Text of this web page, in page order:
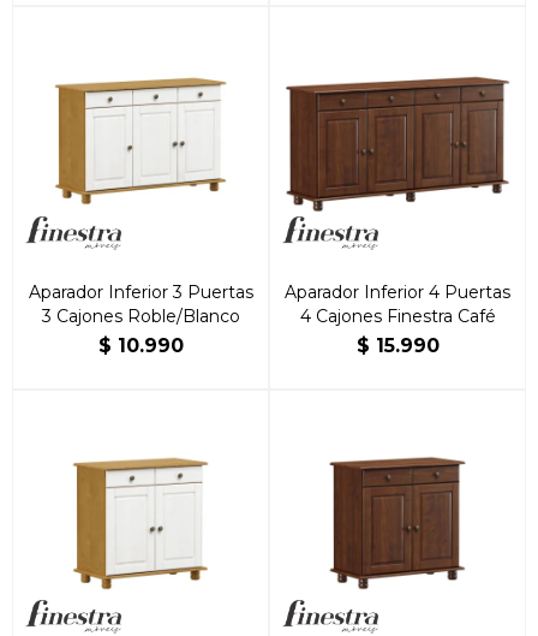
Aparador Inferior 3 Puertas
3 Cajones Roble/Blanco
$ 10.990
Aparador Inferior 4 Puertas
4 Cajones Finestra Café
$ 15.990